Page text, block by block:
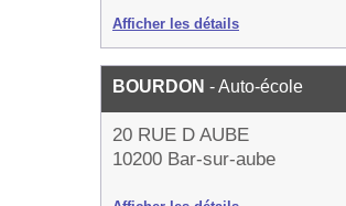
Afficher les détails
BOURDON - Auto-école
20 RUE D AUBE
10200 Bar-sur-aube